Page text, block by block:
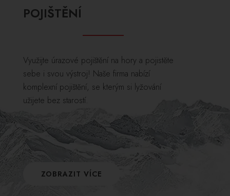
POJIŠTĚNÍ
Využijte úrazové pojištění na hory a pojistěte
sebe i svou výstroj! Naše firma nabízí
komplexní pojištění, se kterým si lyžování
užijete bez starostí.
ZOBRAZIT VÍCE